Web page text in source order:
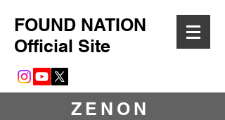
FOUND NATION
Official Site
ZENON